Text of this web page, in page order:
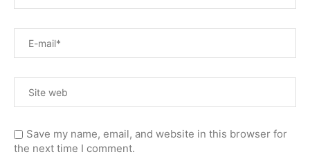
Save my name, email, and website in this browser for
the next time I comment.